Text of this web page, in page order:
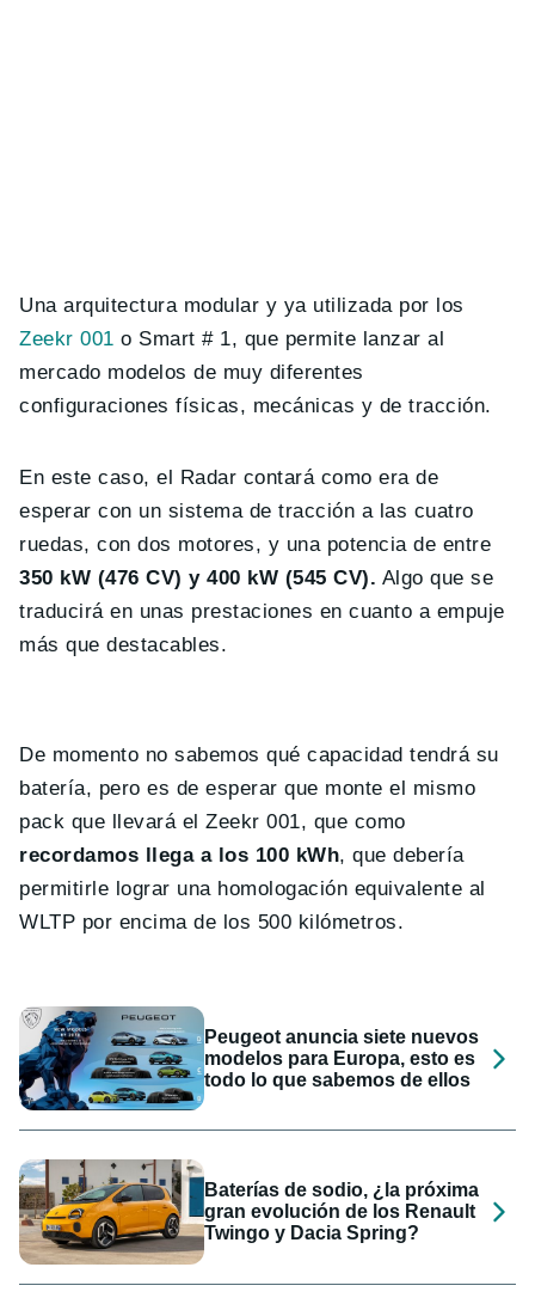
Una arquitectura modular y ya utilizada por los
Zeekr 001 o Smart # 1, que permite lanzar al
mercado modelos de muy diferentes
configuraciones físicas, mecánicas y de tracción.
En este caso, el Radar contará como era de
esperar con un sistema de tracción a las cuatro
ruedas, con dos motores, y una potencia de entre
350 kW (476 CV) y 400 kW (545 CV). Algo que se
traducirá en unas prestaciones en cuanto a empuje
más que destacables.
De momento no sabemos qué capacidad tendrá su
batería, pero es de esperar que monte el mismo
pack que llevará el Zeekr 001, que como
recordamos llega a los 100 kWh, que debería
permitirle lograr una homologación equivalente al
WLTP por encima de los 500 kilómetros.
Peugeot anuncia siete nuevos
modelos para Europa, esto es
todo lo que sabemos de ellos
Baterías de sodio, ¿la próxima
gran evolución de los Renault
Twingo y Dacia Spring?